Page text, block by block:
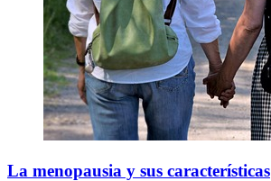
La menopausia y sus características